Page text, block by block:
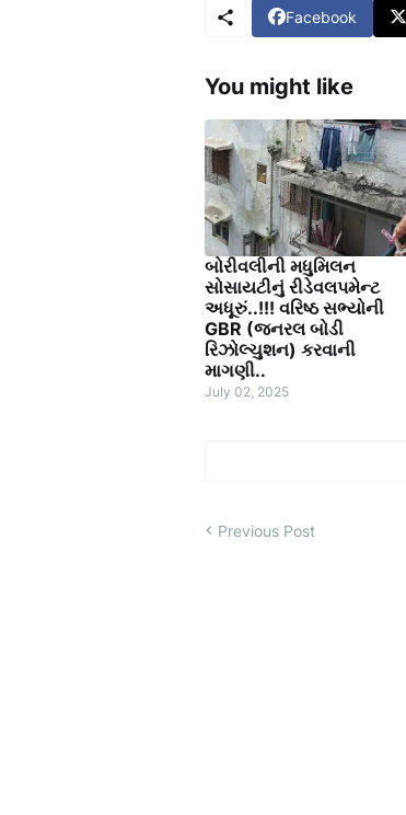
Facebook
You might like
બોરીવલીની મધુમિલન
સોસાયટીનું રીડેવલપમેન્ટ
અધૂરું..!!! વરિષ્ઠ સભ્યોની
GBR (જનરલ બોડી
રિઝોલ્ચુશન) કરવાની
માગણી..
July 02, 2025
Previous Post